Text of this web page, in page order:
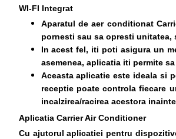
WI-FI Integrat
Aparatul de aer conditionat
pornesti sau sa opresti unitatea,
In acest fel, iti poti asigura un
asemenea, aplicatia iti permite
Aceasta aplicatie este ideala si
receptie poate controla fiecare
incalzirea/racirea acestora
Aplicatia Carrier Air Conditioner
Cu ajutorul aplicatiei pentru